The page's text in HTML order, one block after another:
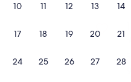
10 11 12 13 14
17 18 19 20 21
24 25 26 27 28
& Glass Igloos